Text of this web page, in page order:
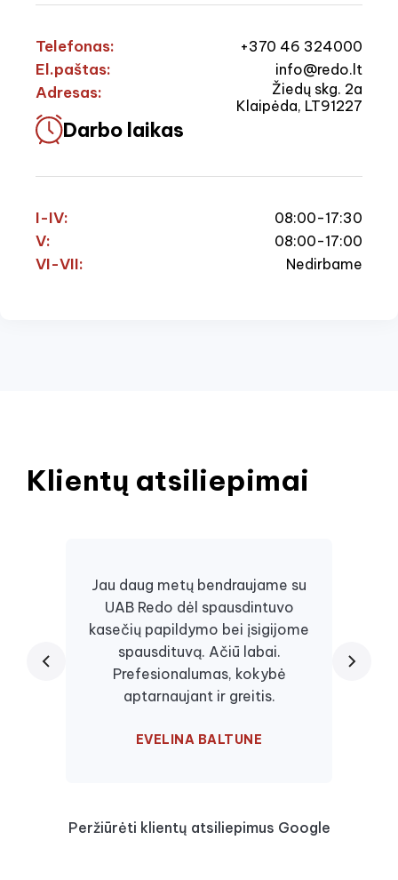
Telefonas: +370 46 324000
El.paštas: info@redo.lt
Adresas:
Žiedų skg. 2a
Klaipėda, LT91227
Darbo laikas
I-IV: 08:00-17:30
V: 08:00-17:00
VI-VII: Nedirbame
Klientų atsiliepimai
Jau daug metų bendraujame su
UAB Redo dėl spausdintuvo
kasečių papildymo bei įsigijome
spausdituvą. Ačiū labai.
Prefesionalumas, kokybė
aptarnaujant ir greitis.
EVELINA BALTUNE
Peržiūrėti klientų atsiliepimus Google